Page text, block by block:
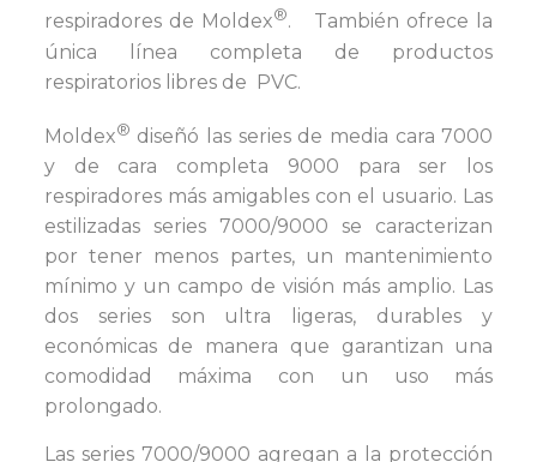
respiradores de Moldex®. También ofrece la
única línea completa de productos
respiratorios libres de PVC.
Moldex® diseñó las series de media cara 7000
y de cara completa 9000 para ser los
respiradores más amigables con el usuario. Las
estilizadas series 7000/9000 se caracterizan
por tener menos partes, un mantenimiento
mínimo y un campo de visión más amplio. Las
dos series son ultra ligeras, durables y
económicas de manera que garantizan una
comodidad máxima con un uso más
prolongado.
Las series 7000/9000 agregan a la protección